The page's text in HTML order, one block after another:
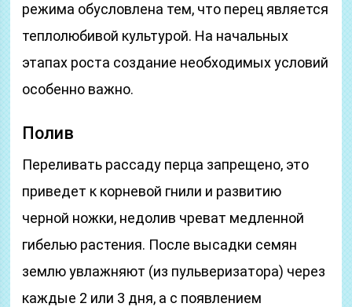
режима обусловлена тем, что перец является
теплолюбивой культурой. На начальных
этапах роста создание необходимых условий
особенно важно.
Полив
Переливать рассаду перца запрещено, это
приведет к корневой гнили и развитию
черной ножки, недолив чреват медленной
гибелью растения. После высадки семян
землю увлажняют (из пульверизатора) через
каждые 2 или 3 дня, а с появлением